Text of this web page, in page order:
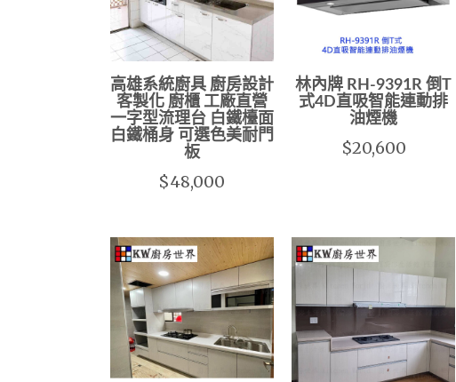
高雄系統廚具 廚房設計
客製化 廚櫃 工廠直營
一字型流理台 白鐵檯面
白鐵桶身 可選色美耐門
板
$48,000
林內牌 RH-9391R 倒T
式4D直吸智能連動排
油煙機
$20,600